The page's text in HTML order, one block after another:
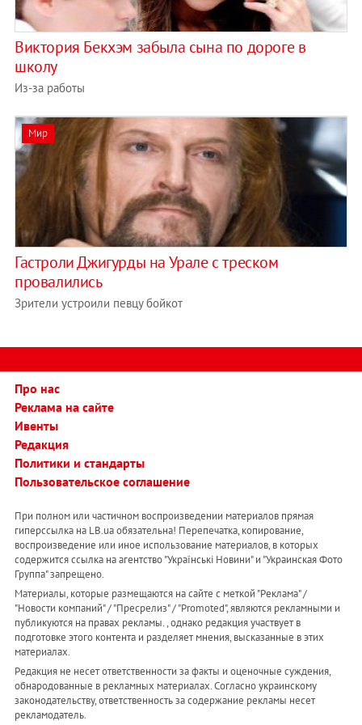
Виктория Бекхэм забыла сына по дороге в
школу
Из-за работы
Мир
Гастроли Джигурды на Урале с треском
провалились
Зрители устроили певцу бойкот
Про нас
Реклама на сайте
Ивенты
Редакция
Политики и стандарты
Пользовательское соглашение
При полном или частичном воспроизведении материалов прямая
гиперссылка на LB.ua обязательна! Перепечатка, копирование,
воспроизведение или иное использование материалов, в которых
содержится ссылка на агентство "Українськi Новини" и "Украинская Фото
Группа" запрещено.
Материалы, которые размещаются на сайте с меткой "Реклама" /
"Новости компаний" / "Пресрелиз" / "Promoted", являются рекламными и
публикуются на правах рекламы. , однако редакция участвует в
подготовке этого контента и разделяет мнения, высказанные в этих
материалах.
Редакция не несет ответственности за факты и оценочные суждения,
обнародованные в рекламных материалах. Согласно украинскому
законодательству, ответственность за содержание рекламы несет
рекламодатель.